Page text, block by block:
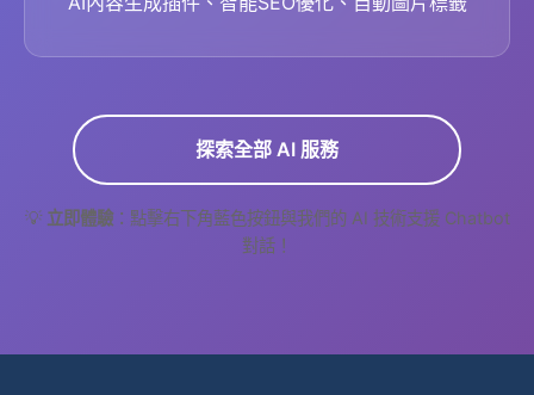
探索全部 AI 服務
💡 立即體驗：點擊右下角藍色按鈕與我們的 AI 技術支援 Chatbot
對話！